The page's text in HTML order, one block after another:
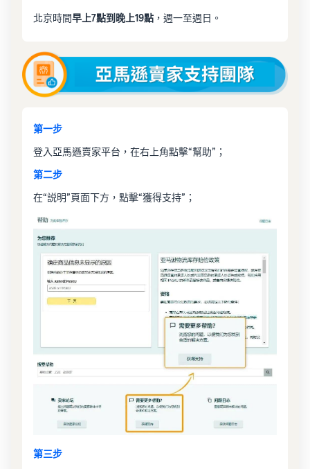
北京時間早上7點到晚上19點 ，週一至週日。
第一步
登入亞馬遜賣家平台，在右上角點擊“幫助”；
第二步
在“説明”頁面下方，點擊“獲得支持”；
第三步